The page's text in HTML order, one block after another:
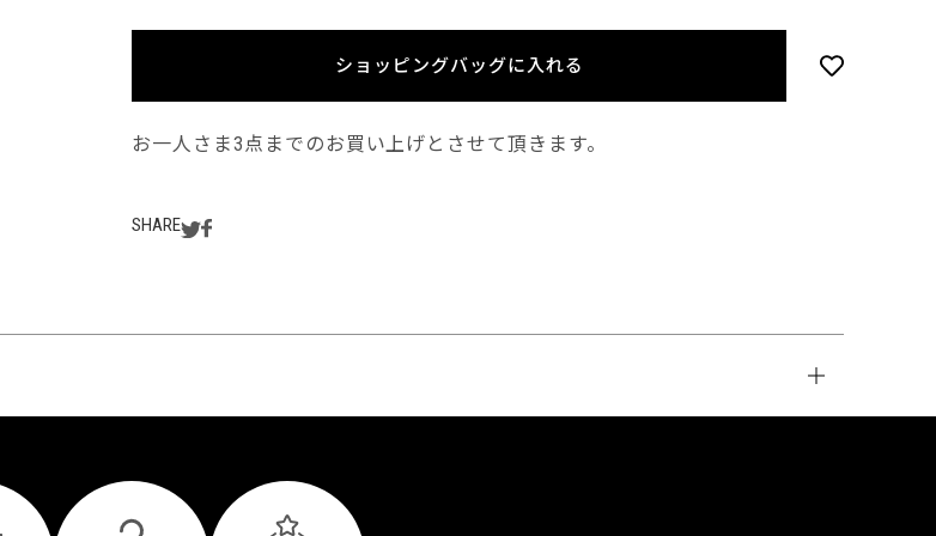
ショッピングバッグに入れる
お一人さま3点までのお買い上げとさせて頂きます。
SHARE